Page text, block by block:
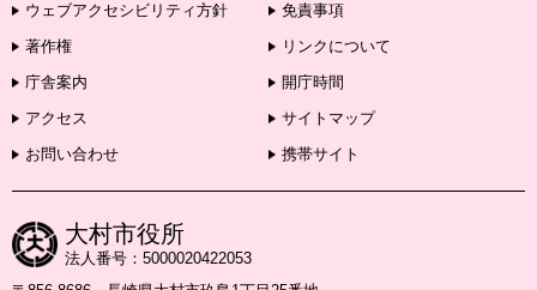
ウェブアクセシビリティ方針
免責事項
著作権
リンクについて
庁舎案内
開庁時間
アクセス
サイトマップ
お問い合わせ
携帯サイト
大村市役所
法人番号：5000020422053